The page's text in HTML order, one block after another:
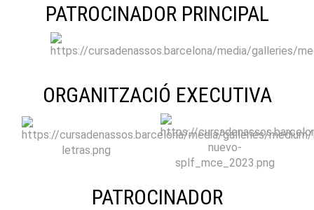
PATROCINADOR PRINCIPAL
ORGANITZACIÓ EXECUTIVA
PATROCINADOR